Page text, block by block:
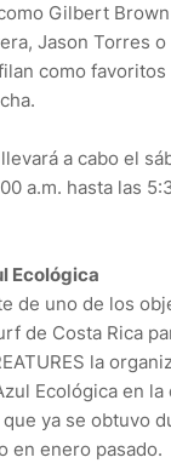
Gilbert
Jason Torres
como favoritos
a cabo el
a.m. hasta las
Ecológica
de uno de los
de Costa Rica
la
Ecológica en
ya se obtuvo
en enero pasado.